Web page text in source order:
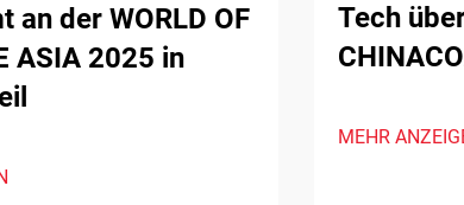
an der WORLD OF
ASIA 2025 in
Tech
MEHR